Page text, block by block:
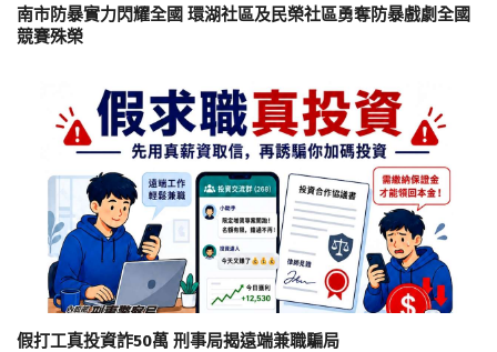
南市防暴實力閃耀全國 環湖社區及民榮社區勇奪防暴戲劇全國
競賽殊榮
假打工真投資詐50萬 刑事局揭遠端兼職騙局